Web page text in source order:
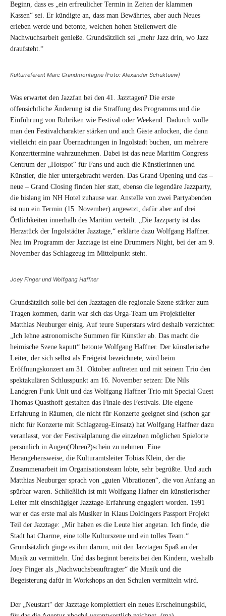
Beginn, dass es „ein erfreulicher Termin in Zeiten der klammen
Kassen“ sei. Er kündigte an, dass man Bewährtes, aber auch Neues
erleben werde und betonte, welchen hohen Stellenwert die
Nachwuchsarbeit genieße. Grundsätzlich sei „mehr Jazz drin, wo Jazz
draufsteht.“
Kulturreferent Marc Grandmontagne (Foto: Alexander Schuktuew)
Was erwartet den Jazzfan bei den 41. Jazztagen? Die erste
offensichtliche Änderung ist die Straffung des Programms und die
Einführung von Rubriken wie Festival oder Weekend. Dadurch wolle
man den Festivalcharakter stärken und auch Gäste anlocken, die dann
vielleicht ein paar Übernachtungen in Ingolstadt buchen, um mehrere
Konzerttermine wahrzunehmen. Dabei ist das neue Maritim Congress
Centrum der „Hotspot“ für Fans und auch die Künstlerinnen und
Künstler, die hier untergebracht werden. Das Grand Opening und das –
neue – Grand Closing finden hier statt, ebenso die legendäre Jazzparty,
die bislang im NH Hotel zuhause war. Anstelle von zwei Partyabenden
ist nun ein Termin (15. November) angesetzt, dafür aber auf drei
Örtlichkeiten innerhalb des Maritim verteilt. „Die Jazzparty ist das
Herzstück der Ingolstädter Jazztage,“ erklärte dazu Wolfgang Haffner.
Neu im Programm der Jazztage ist eine Drummers Night, bei der am 9.
November das Schlagzeug im Mittelpunkt steht.
Joey Finger und Wolfgang Haffner
Grundsätzlich solle bei den Jazztagen die regionale Szene stärker zum
Tragen kommen, darin war sich das Orga-Team um Projektleiter
Matthias Neuburger einig. Auf teure Superstars wird deshalb verzichtet:
„Ich lehne astronomische Summen für Künstler ab. Das macht die
heimische Szene kaputt“ betonte Wolfgang Haffner. Der künstlerische
Leiter, der sich selbst als Freigeist bezeichnete, wird beim
Eröffnungskonzert am 31. Oktober auftreten und mit seinem Trio den
spektakulären Schlusspunkt am 16. November setzen: Die Nils
Landgren Funk Unit und das Wolfgang Haffner Trio mit Special Guest
Thomas Quasthoff gestalten das Finale des Festivals. Die eigene
Erfahrung in Räumen, die nicht für Konzerte geeignet sind (schon gar
nicht für Konzerte mit Schlagzeug-Einsatz) hat Wolfgang Haffner dazu
veranlasst, vor der Festivalplanung die einzelnen möglichen Spielorte
persönlich in Augen(Ohren?)schein zu nehmen. Eine
Herangehensweise, die Kulturamtsleiter Tobias Klein, der die
Zusammenarbeit im Organisationsteam lobte, sehr begrüßte. Und auch
Matthias Neuburger sprach von „guten Vibrationen“, die von Anfang an
spürbar waren. Schließlich ist mit Wolfgang Hafner ein künstlerischer
Leiter mit einschlägiger Jazztage-Erfahrung engagiert worden. 1991
war er das erste mal als Musiker in Klaus Doldingers Passport Projekt
Teil der Jazztage: „Mir haben es die Leute hier angetan. Ich finde, die
Stadt hat Charme, eine tolle Kulturszene und ein tolles Team.“
Grundsätzlich ginge es ihm darum, mit den Jazztagen Spaß an der
Musik zu vermitteln. Und das beginnt bereits bei den Kindern, weshalb
Joey Finger als „Nachwuchsbeauftragter“ die Musik und die
Begeisterung dafür in Workshops an den Schulen vermitteln wird.
Der „Neustart“ der Jazztage komplettiert ein neues Erscheinungsbild,